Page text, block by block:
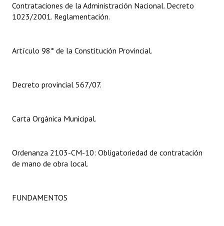
Dictámenes Asesoría Letrada
Informes de Unidad Coordinadora
Actas de Audiencias Públicas
Declaraciones
Resoluciones de Presidencia
Contrataciones de la Administración Nacional. Decreto
1023/2001. Reglamentación.
Artículo 98° de la Constitución Provincial.
Decreto provincial 567/07.
Carta Orgánica Municipal.
Ordenanza 2103-CM-10: Obligatoriedad de contratación
de mano de obra local.
FUNDAMENTOS